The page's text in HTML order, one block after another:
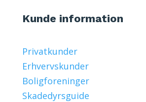
Kunde information
Privatkunder
Erhvervskunder
Boligforeninger
Skadedyrsguide